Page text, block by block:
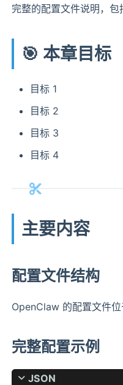
完整的配置文件说明，
🎯 本章目标
目标 1
目标 2
目标 3
目标 4
主要内容
配置文件结构
OpenClaw 的配置文件
完整配置示例
JSON